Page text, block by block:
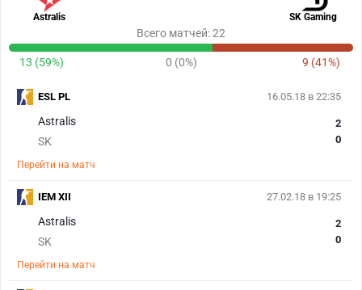
Astralis SK Gaming
Всего матчей: 22
13 (59%) 0 (0%) 9 (41%)
16.05.18 в 22:35
Astralis
SK
2
0
Перейти на матч
ESL PL
27.02.18 в 19:25
Astralis
SK
2
0
Перейти на матч
IEM XII